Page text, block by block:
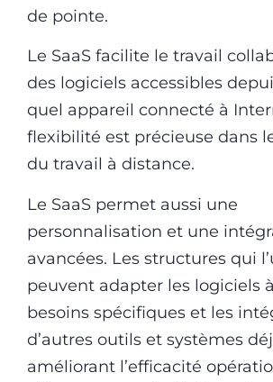
de pointe.
Le SaaS facilite le travail
des logiciels accessibles
quel appareil connecté à
flexibilité est précieuse dans
du travail à distance.
Le SaaS permet aussi une
personnalisation et une
avancées. Les structures qui
peuvent adapter les logiciels
besoins spécifiques et les
d’autres outils et systèmes
améliorant l’efficacité